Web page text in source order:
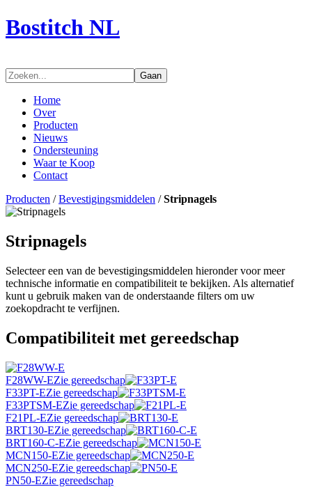
Bostitch NL
Gaan
Home
Over
Producten
Nieuws
Ondersteuning
Waar te Koop
Contact
Producten /Bevestigingsmiddelen /Stripnagels
Stripnagels
Selecteer een van de bevestigingsmiddelen hieronder voor meer
technische informatie en compatibiliteit te bekijken. Als alternatief
kunt u gebruik maken van de onderstaande filters om uw
zoekopdracht te verfijnen.
Compatibiliteit met gereedschap
F28WW-EZie gereedschap
F33PT-EZie gereedschap
F33PTSM-EZie gereedschap
F21PL-EZie gereedschap
BRT130-EZie gereedschap
BRT160-C-EZie gereedschap
MCN150-EZie gereedschap
MCN250-EZie gereedschap
PN50-EZie gereedschap